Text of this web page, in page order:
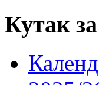
Кутак